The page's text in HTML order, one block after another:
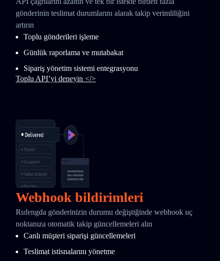
gönderinin teslimat durumlarını alarak takip verimliliğini
artırın
Toplu gönderileri işleme
Günlük raporlama ve mutabakat
Sipariş yönetim sistemi entegrasyonu
Toplu API’yi deneyin </>
Webhook bildirimleri
Rufengda gönderinizin durumu değiştiğinde webhook uç
noktanıza otomatik takip güncellemeleri alın
Canlı müşteri siparişi güncellemeleri
Teslimat istisnalarını yönetme